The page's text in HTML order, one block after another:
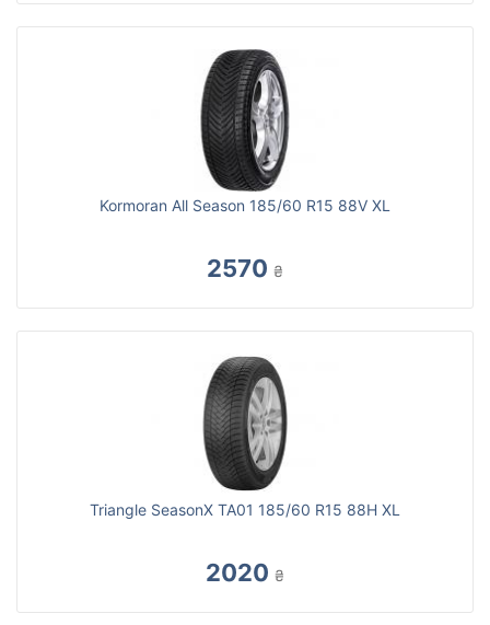
Kormoran All Season 185/60 R15 88V XL
2570 ₴
Triangle SeasonX TA01 185/60 R15 88H XL
2020 ₴